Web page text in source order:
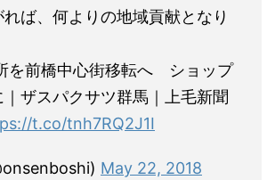
ば、何よりの地域貢献となり
を前橋中心街移転へ ショップ
ザスパクサツ群馬｜上毛新聞
t.co/tnh7RQ2J1I
May 22, 2018